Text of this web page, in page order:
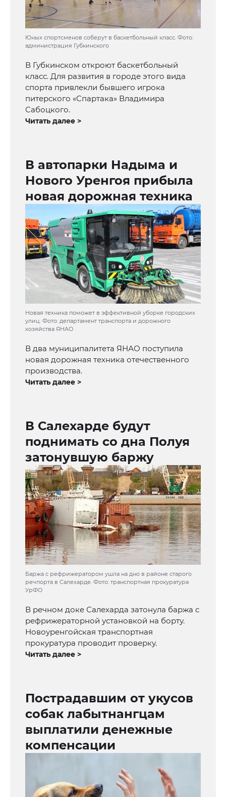
Юных спортсменов соберут в баскетбольный класс. Фото:
администрация Губкинского
В Губкинском откроют баскетбольный
класс. Для развития в городе этого вида
спорта привлекли бывшего игрока
питерского «Спартака» Владимира
Сабоцкого.
Читать далее >
В автопарки Надыма и
Нового Уренгоя прибыла
новая дорожная техника
Новая техника поможет в эффективной уборке городских
улиц. Фото: департамент транспорта и дорожного
хозяйства ЯНАО
В два муниципалитета ЯНАО поступила
новая дорожная техника отечественного
производства.
Читать далее >
В Салехарде будут
поднимать со дна Полуя
затонувшую баржу
Баржа с рефрижератором ушла на дно в районе старого
речпорта в Салехарде. Фото: транспортная прокуратура
УрФО
В речном доке Салехарда затонула баржа с
рефрижераторной установкой на борту.
Новоуренгойская транспортная
прокуратура проводит проверку.
Читать далее >
Пострадавшим от укусов
собак лабытнангцам
выплатили денежные
компенсации